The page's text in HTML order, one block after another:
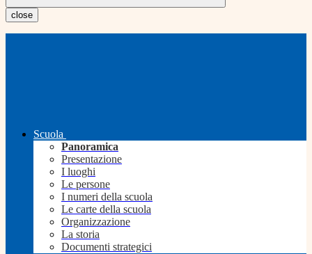
close
Scuola
Panoramica
Presentazione
I luoghi
Le persone
I numeri della scuola
Le carte della scuola
Organizzazione
La storia
Documenti strategici